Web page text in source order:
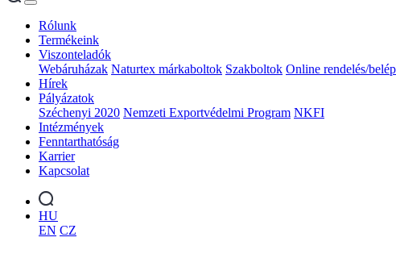
Rólunk
Termékeink
Viszonteladók
Webáruházak Naturtex márkaboltok Szakboltok Online rendelés/
Hírek
Pályázatok
Széchenyi 2020 Nemzeti Exportvédelmi Program NKFI
Intézmények
Fenntarthatóság
Karrier
Kapcsolat
HU
EN CZ